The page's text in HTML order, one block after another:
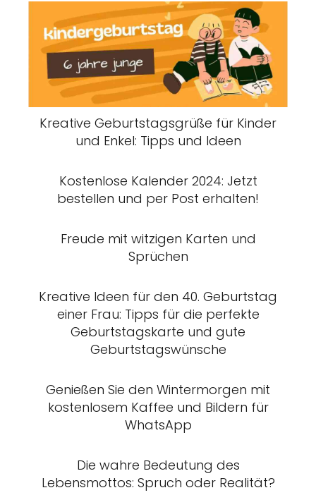
Kreative Geburtstagsgrüße für Kinder
und Enkel: Tipps und Ideen
Kostenlose Kalender 2024: Jetzt
bestellen und per Post erhalten!
Freude mit witzigen Karten und
Sprüchen
Kreative Ideen für den 40. Geburtstag
einer Frau: Tipps für die perfekte
Geburtstagskarte und gute
Geburtstagswünsche
Genießen Sie den Wintermorgen mit
kostenlosem Kaffee und Bildern für
WhatsApp
Die wahre Bedeutung des
Lebensmottos: Spruch oder Realität?